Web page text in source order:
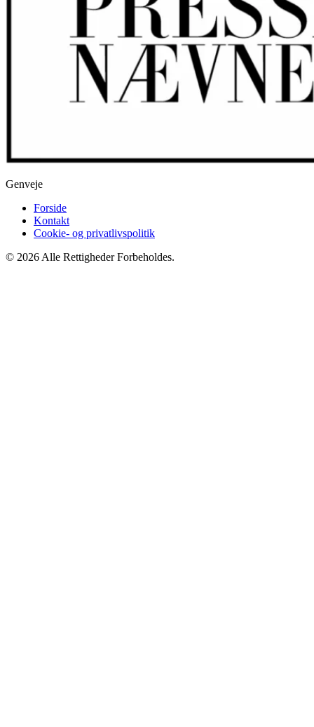
Genveje
Forside
Kontakt
Cookie- og privatlivspolitik
© 2026 Alle Rettigheder Forbeholdes.